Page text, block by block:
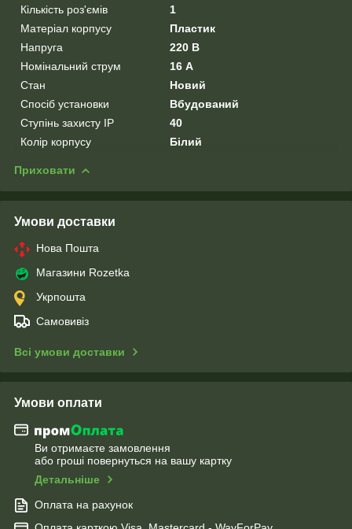
Кількість роз'ємів
1
Матеріал корпусу
Пластик
Напруга
220 В
Номінальний струм
16 А
Стан
Новий
Спосіб установки
Вбудований
Ступінь захисту IP
40
Колір корпусу
Білий
Приховати
Умови доставки
Нова Пошта
Магазини Rozetka
Укрпошта
Самовивіз
Всі умови доставки
Умови оплати
Ви отримаєте замовлення
або гроші повернуться на вашу картку
Детальніше
Оплата на рахунок